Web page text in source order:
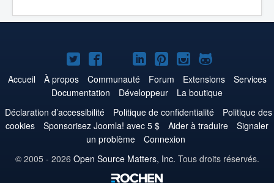
Joomla!
sur
Twitter
Joomla!
sur
Facebook
Joomla!
sur
YouTube
Joomla!
sur
LinkedIn
Joomla!
sur
Pinterest
Joomla!
sur
Instagram
Joomla!
sur
GitHub
Accueil À propos Communauté Forum Extensions
Services
Documentation
Développeur
La boutique
Déclaration d’accessibilité
Politique de confidentialité
Politique des
cookies
Sponsorisez Joomla! avec 5 $ Aider à traduire
Signaler
un problème
Connexion
© 2005 - 2026 Open Source Matters, Inc. Tous droits réservés.